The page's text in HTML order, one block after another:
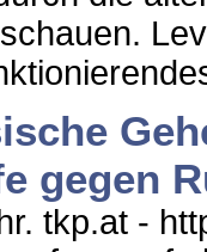
gegen
tkp.at -